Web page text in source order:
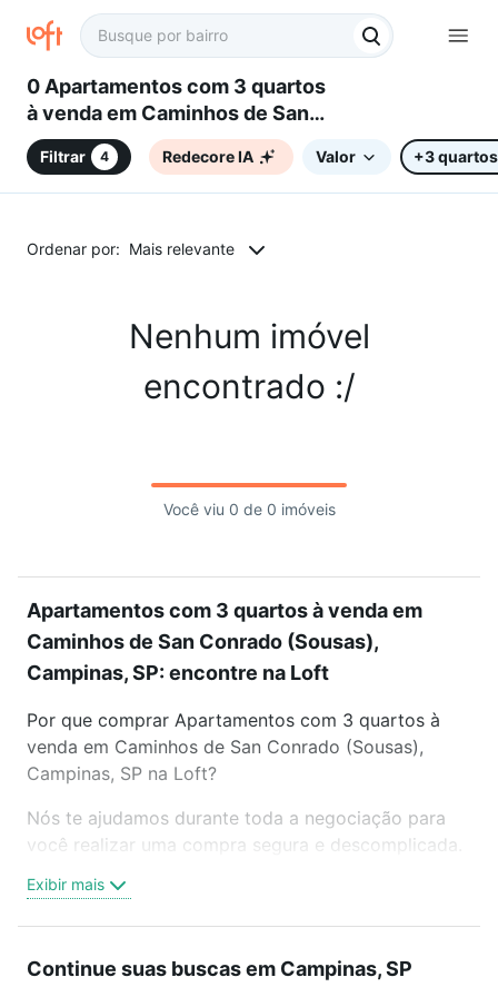
0 Apartamentos com 3 quartos
à venda em Caminhos de San
Conrado (Sousas), Campinas,
SPFiltrar 4 Redecore IA Valor +3 quartos
Ordenar por: Mais relevante
Nenhum imóvel
encontrado :/
Você viu 0 de 0 imóveis
Apartamentos com 3 quartos à venda em
Caminhos de San Conrado (Sousas),
Campinas, SP: encontre na Loft
Por que comprar Apartamentos com 3 quartos à
venda em Caminhos de San Conrado (Sousas),
Campinas, SP na Loft?
Nós te ajudamos durante toda a negociação para
você realizar uma compra segura e descomplicada.
trabalho e do metrô, aqui você vai encontrar a
oferta ideal de Apartamentos com 3 quartos à
Campinas, SP para conquistar seu sonho. Agende
Exibir mais
Continue suas buscas em Campinas, SP